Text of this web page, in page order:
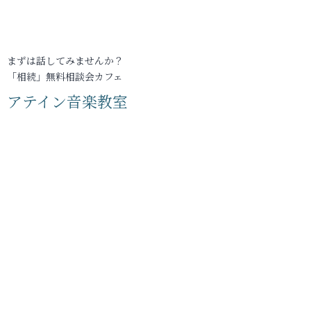
まずは話してみませんか？
「相続」無料相談会カフェ
アテイン音楽教室